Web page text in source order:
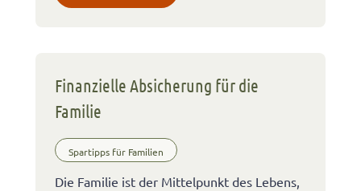
Finanzielle Absicherung für die
Familie
Spartipps für Familien
Die Familie ist der Mittelpunkt des Lebens,